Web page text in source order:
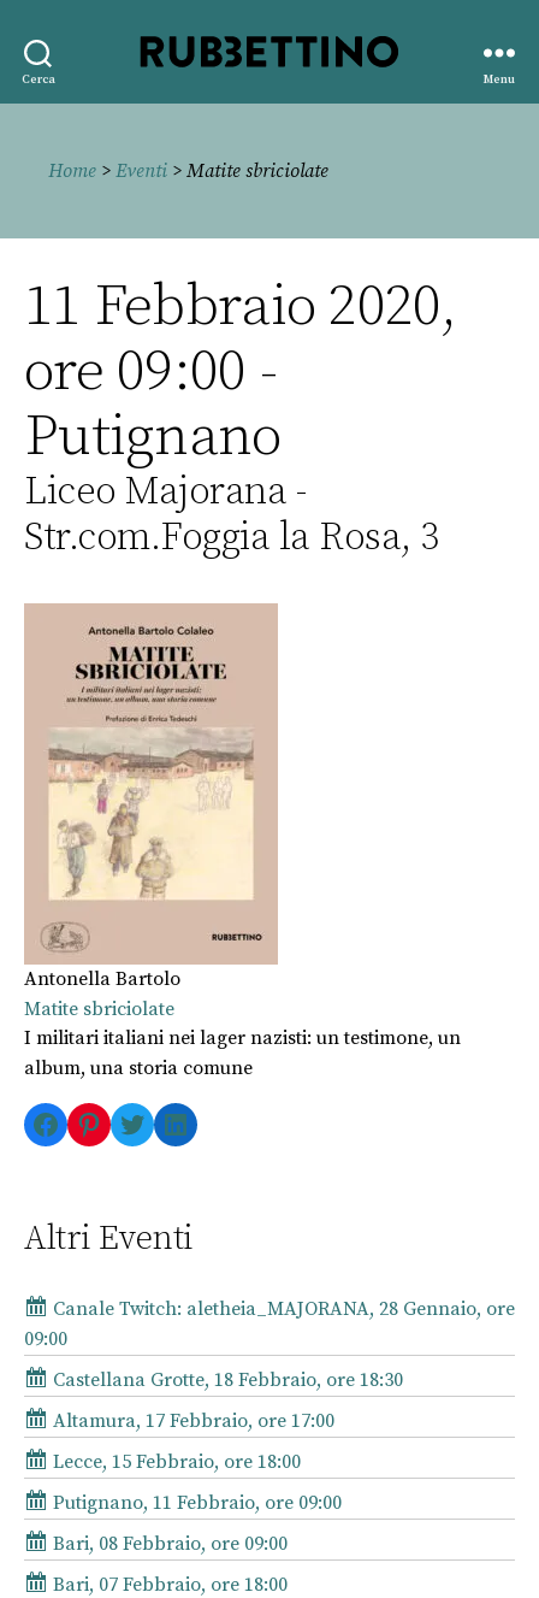
Cerca
editore
Menu
Home > Eventi > Matite sbriciolate
11 Febbraio 2020,
ore 09:00 -
Putignano
Liceo Majorana -
Str.com.Foggia la Rosa, 3
Antonella Bartolo
Matite sbriciolate
I militari italiani nei lager nazisti: un testimone, un
album, una storia comune
Facebook
Pinterest
TwitterLinkedIn
Altri Eventi
Canale Twitch: aletheia_MAJORANA, 28 Gennaio, ore
09:00
Castellana Grotte, 18 Febbraio, ore 18:30
Altamura, 17 Febbraio, ore 17:00
Lecce, 15 Febbraio, ore 18:00
Putignano, 11 Febbraio, ore 09:00
Bari, 08 Febbraio, ore 09:00
Bari, 07 Febbraio, ore 18:00